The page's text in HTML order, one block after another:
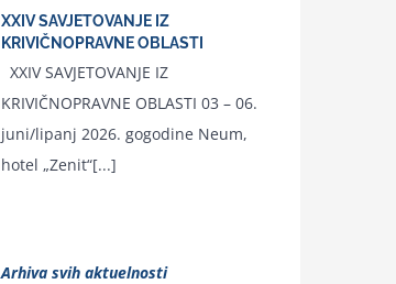
XXIV SAVJETOVANJE IZ
KRIVIČNOPRAVNE OBLASTI
XXIV SAVJETOVANJE IZ
KRIVIČNOPRAVNE OBLASTI 03 – 06.
juni/lipanj 2026. gogodine Neum,
hotel „Zenit“[...]
Arhiva svih aktuelnosti